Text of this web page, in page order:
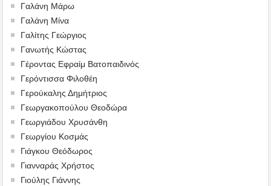
Γαλάνη Μάρω
Γαλάνη Μίνα
Γαλίτης Γεώργιος
Γανωτής Κώστας
Γέροντας Εφραίμ Βατοπαιδινός
Γερόντισσα Φιλοθέη
Γερούκαλης Δημήτριος
Γεωργακοπούλου Θεοδώρα
Γεωργιάδου Χρυσάνθη
Γεωργίου Κοσμάς
Γιάγκου Θεόδωρος
Γιανναράς Χρήστος
Γιούλης Γιάννης